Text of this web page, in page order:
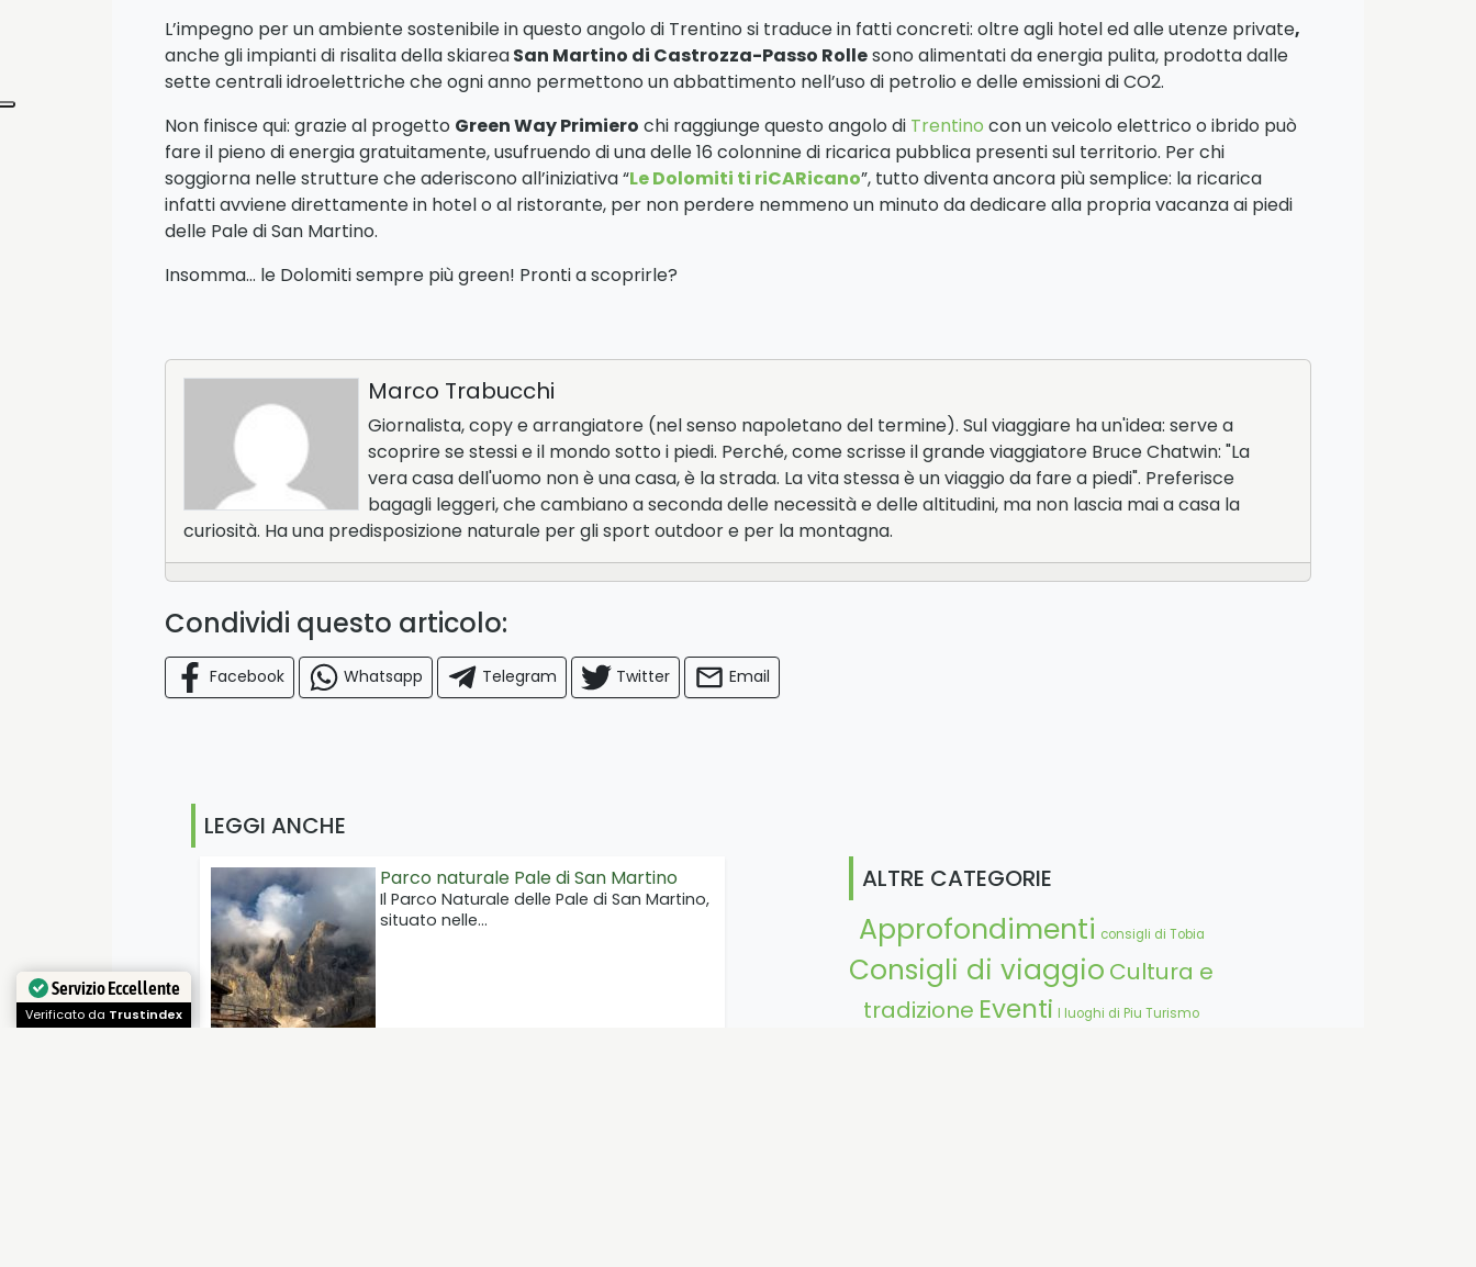
L’impegno per un ambiente sostenibile in questo angolo di Trentino si traduce in fatti concreti: oltre agli hotel ed alle utenze private,
anche gli impianti di risalita della skiareaSan Martino di Castrozza-Passo Rollesono alimentati da energia pulita, prodotta dalle
sette centrali idroelettriche che ogni anno permettono un abbattimento nell’uso di petrolio e delle emissioni di CO2.
Non finisce qui: grazie al progetto Green Way Primiero chi raggiunge questo angolo di Trentino con un veicolo elettrico o ibrido può
fare il pieno di energia gratuitamente, usufruendo di una delle 16 colonnine di ricarica pubblica presenti sul territorio. Per chi
soggiorna nelle strutture che aderiscono all’iniziativa “Le Dolomiti ti riCARicano”, tutto diventa ancora più semplice: la ricarica
infatti avviene direttamente in hotel o al ristorante, per non perdere nemmeno un minuto da dedicare alla propria vacanza ai piedi
delle Pale di San Martino.
Insomma… le Dolomiti sempre più green! Pronti a scoprirle?
Marco Trabucchi
Giornalista, copy e arrangiatore (nel senso napoletano del termine). Sul viaggiare ha un'idea: serve a
scoprire se stessi e il mondo sotto i piedi. Perché, come scrisse il grande viaggiatore Bruce Chatwin: "La
vera casa dell'uomo non è una casa, è la strada. La vita stessa è un viaggio da fare a piedi". Preferisce
bagagli leggeri, che cambiano a seconda delle necessità e delle altitudini, ma non lascia mai a casa la
curiosità. Ha una predisposizione naturale per gli sport outdoor e per la montagna.
Condividi questo articolo:
Facebook Whatsapp Telegram Twitter Email
LEGGI ANCHE
Parco naturale Pale di San Martino
Il Parco Naturale delle Pale di San Martino,
situato nelle…
ALTRE CATEGORIE
Approfondimenti consigli di Tobia
Consigli di viaggio Cultura e
tradizione Eventi I luoghi di Piu Turismo
Servizio Eccellente
Verificato da Trustindex